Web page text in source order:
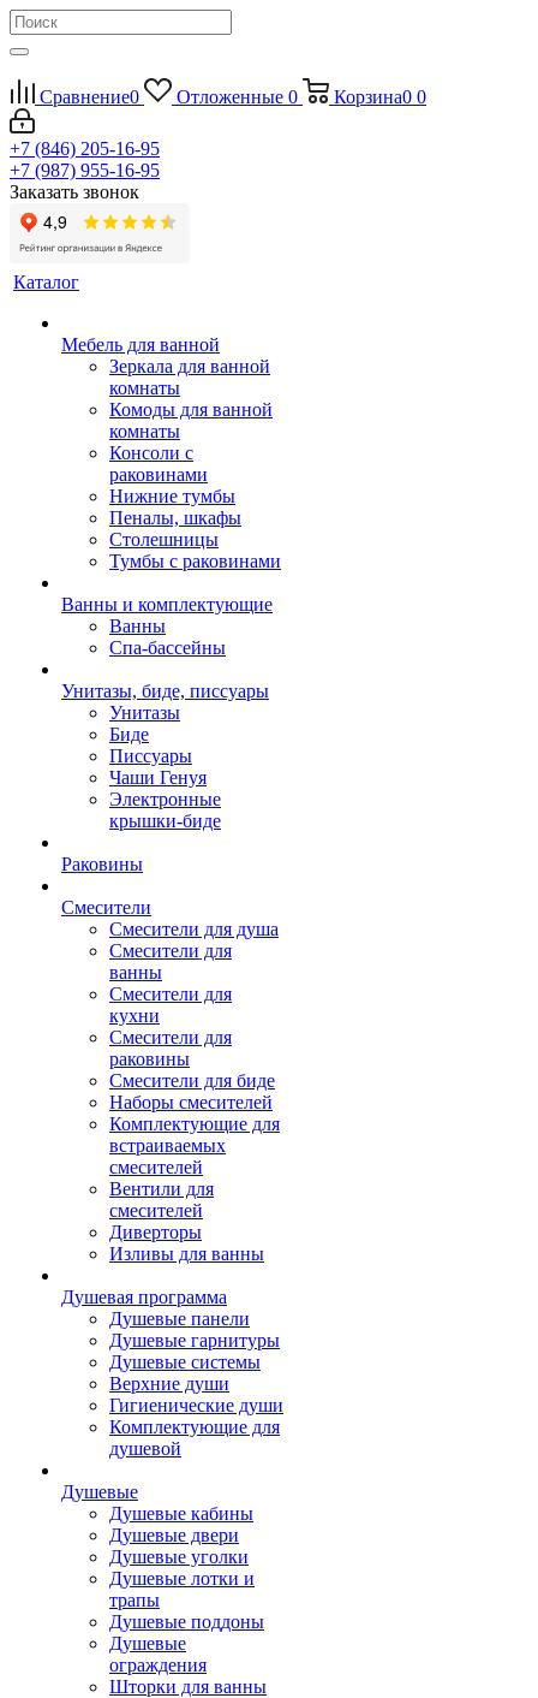
Сравнение0 Отложенные 0 Корзина0 0
+7 (846) 205-16-95
+7 (987) 955-16-95
Заказать звонок
Каталог
Мебель для ванной
Зеркала для ванной
комнаты
Комоды для ванной
комнаты
Консоли с
раковинами
Нижние тумбы
Пеналы, шкафы
Столешницы
Тумбы с раковинами
Ванны и комплектующие
Ванны
Спа-бассейны
Унитазы, биде, писсуары
Унитазы
Биде
Писсуары
Чаши Генуя
Электронные
крышки-биде
Раковины
Смесители
Смесители для душа
Смесители для
ванны
Смесители для
кухни
Смесители для
раковины
Смесители для биде
Наборы смесителей
Комплектующие для
встраиваемых
смесителей
Вентили для
смесителей
Диверторы
Изливы для ванны
Душевая программа
Душевые панели
Душевые гарнитуры
Душевые системы
Верхние души
Гигиенические души
Комплектующие для
душевой
Душевые
Душевые кабины
Душевые двери
Душевые уголки
Душевые лотки и
трапы
Душевые поддоны
Душевые
ограждения
Шторки для ванны